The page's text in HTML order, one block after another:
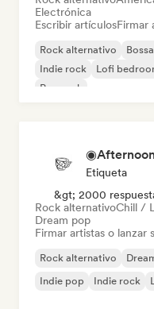
Electrónica
Escribir artículosFirmar
Rock alternativo
Indie rock
Lofi
Pop rock
Etiqueta
&gt; 2000
Rock alternativoChill /
Dream pop
Firmar artistas o lanzar
Rock alternativo
Indie pop
Indie rock